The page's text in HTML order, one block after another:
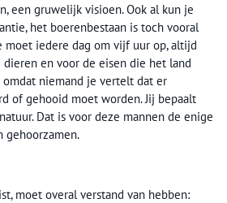
een gruwelijk visioen. Ook al kun je
het boerenbestaan is toch vooral
moet iedere dag om vijf uur op, altijd
dieren en voor de eisen die het land
omdat niemand je vertelt dat er
of gehooid moet worden. Jij bepaalt
Dat is voor deze mannen de enige
gehoorzamen.
moet overal verstand van hebben: